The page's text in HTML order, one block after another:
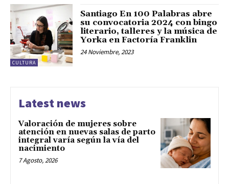
CULTURA
Santiago En 100 Palabras abre
su convocatoria 2024 con bingo
literario, talleres y la música de
Yorka en Factoría Franklin
24 Noviembre, 2023
Latest news
Valoración de mujeres sobre
atención en nuevas salas de parto
integral varía según la vía del
nacimiento
7 Agosto, 2026